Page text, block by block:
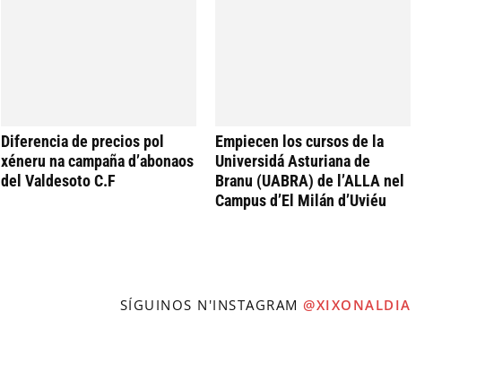
Diferencia de precios pol
xéneru na campaña d’abonaos
del Valdesoto C.F
Empiecen los cursos de la
Universidá Asturiana de
Branu (UABRA) de l’ALLA nel
Campus d’El Milán d’Uviéu
SÍGUINOS N'INSTAGRAM @XIXONALDIA